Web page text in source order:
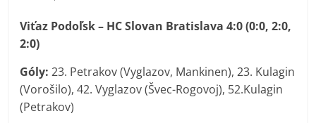
Viťaz Podoľsk – HC Slovan Bratislava 4:0 (0:0, 2:0,
2:0)
Góly:23. Petrakov (Vyglazov, Mankinen), 23. Kulagin
(Vorošilo), 42. Vyglazov (Švec-Rogovoj), 52.Kulagin
(Petrakov)